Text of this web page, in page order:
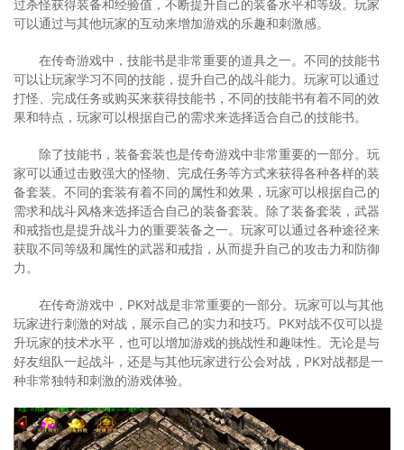
过杀怪获得装备和经验值，不断提升自己的装备水平和等级。玩家
可以通过与其他玩家的互动来增加游戏的乐趣和刺激感。
在传奇游戏中，技能书是非常重要的道具之一。不同的技能书
可以让玩家学习不同的技能，提升自己的战斗能力。玩家可以通过
打怪、完成任务或购买来获得技能书，不同的技能书有着不同的效
果和特点，玩家可以根据自己的需求来选择适合自己的技能书。
除了技能书，装备套装也是传奇游戏中非常重要的一部分。玩
家可以通过击败强大的怪物、完成任务等方式来获得各种各样的装
备套装。不同的套装有着不同的属性和效果，玩家可以根据自己的
需求和战斗风格来选择适合自己的装备套装。除了装备套装，武器
和戒指也是提升战斗力的重要装备之一。玩家可以通过各种途径来
获取不同等级和属性的武器和戒指，从而提升自己的攻击力和防御
力。
在传奇游戏中，PK对战是非常重要的一部分。玩家可以与其他
玩家进行刺激的对战，展示自己的实力和技巧。PK对战不仅可以提
升玩家的技术水平，也可以增加游戏的挑战性和趣味性。无论是与
好友组队一起战斗，还是与其他玩家进行公会对战，PK对战都是一
种非常独特和刺激的游戏体验。